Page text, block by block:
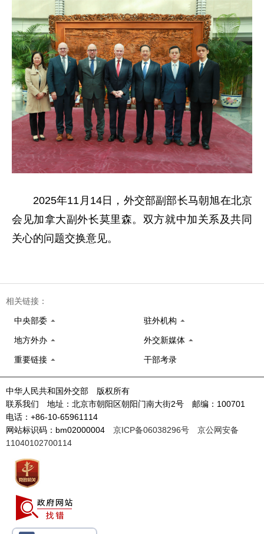
2025年11月14日，外交部副部长马朝旭在北京
会见加拿大副外长莫里森。双方就中加关系及共同
关心的问题交换意见。
相关链接：
中央部委 驻外机构
地方外办 外交新媒体
重要链接 干部考录
中华人民共和国外交部 版权所有
联系我们 地址：北京市朝阳区朝阳门南大街2号 邮编：100701
电话：+86-10-65961114
网站标识码：bm02000004 京ICP备06038296号
京公网安备
11040102700114